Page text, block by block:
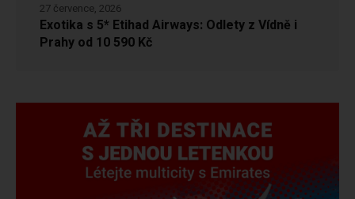
Exotika s 5* Etihad Airways: Odlety z Vídně i
Prahy od 10 590 Kč
27 července, 2026